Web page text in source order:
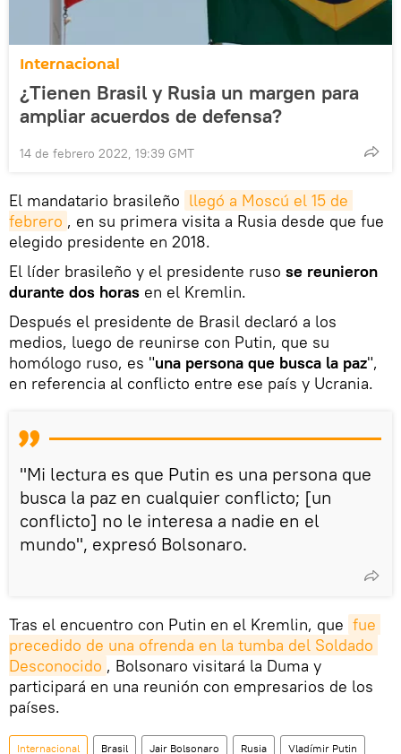
Internacional
¿Tienen Brasil y Rusia un margen para
ampliar acuerdos de defensa?
14 de febrero 2022, 19:39 GMT
El mandatario brasileño llegó a Moscú el 15 de
febrero , en su primera visita a Rusia desde que fue
elegido presidente en 2018.
El líder brasileño y el presidente ruso se reunieron
durante dos horas en el Kremlin.
Después el presidente de Brasil declaró a los
medios, luego de reunirse con Putin, que su
homólogo ruso, es "una persona que busca la paz",
en referencia al conflicto entre ese país y Ucrania.
"Mi lectura es que Putin es una persona que
busca la paz en cualquier conflicto; [un
conflicto] no le interesa a nadie en el
mundo", expresó Bolsonaro.
Tras el encuentro con Putin en el Kremlin, que fue
precedido de una ofrenda en la tumba del Soldado
Desconocido , Bolsonaro visitará la Duma y
participará en una reunión con empresarios de los
países.
Internacional Brasil Jair Bolsonaro Rusia Vladímir Putin